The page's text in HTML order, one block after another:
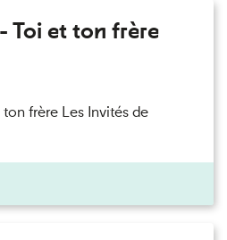
Toi et ton frère
frère Les Invités de